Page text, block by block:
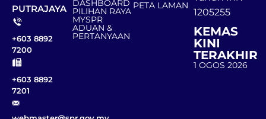
PUTRAJAYA
+603 8892
7200
+603 8892
7201
DASHBOARD
PILIHAN RAYA
MYSPR
ADUAN &
PERTANYAAN
PETA LAMAN
1205255
KEMAS
KINI
TERAKHIR
1 OGOS 2026